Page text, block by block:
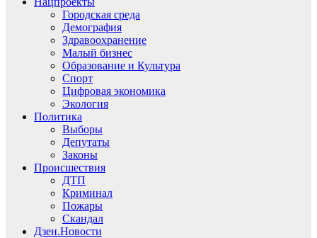
Городская среда
Демография
Здравоохранение
Малый бизнес
Образование и Культура
Спорт
Цифровая экономика
Экология
Политика
Выборы
Депутаты
Законы
Происшествия
ДТП
Криминал
Пожары
Скандал
Дзен.Новости